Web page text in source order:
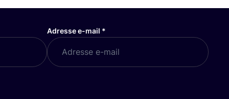
Adresse e-mail *